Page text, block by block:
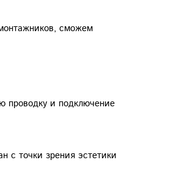
сможем
проводку и подключение
с точки зрения эстетики